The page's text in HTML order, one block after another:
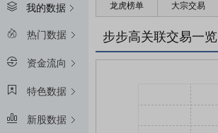
我的数据
热门数据
资金流向
特色数据
新股数据
龙虎榜单 大宗交易
步步高关联交易一览